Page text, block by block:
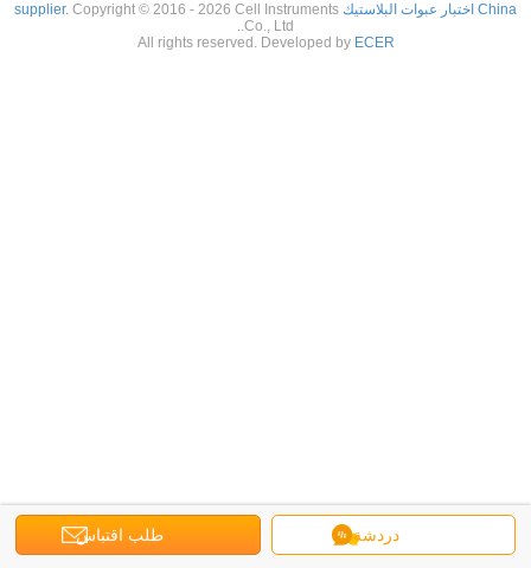
دردشة طلب اقتباس
China اختبار عبوات البلاستيك supplier.
Copyright © 2016 - 2026 Cell Instruments
Co., Ltd..
All rights reserved. Developed by ECER